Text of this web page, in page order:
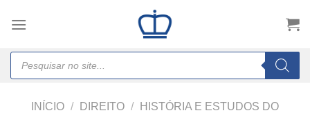
Products
search
INÍCIO / DIREITO /
HISTÓRIA E ESTUDOS DO